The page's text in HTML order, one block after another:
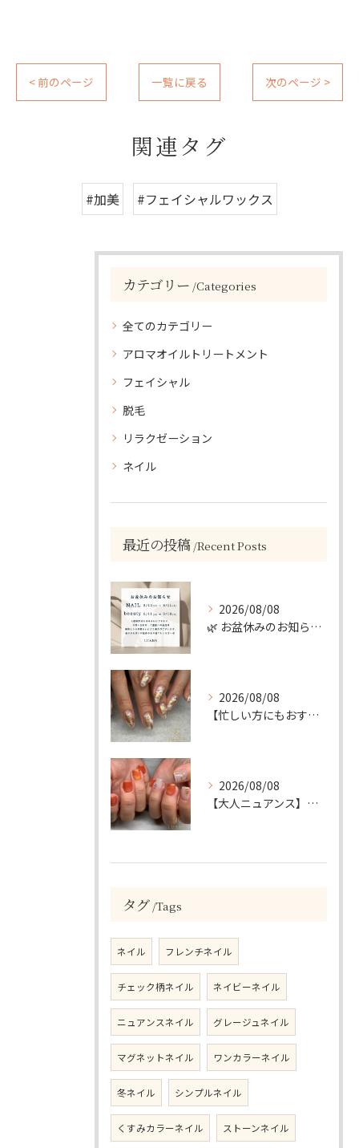
< 前のページ 一覧に戻る 次のページ >
関連タグ
#加美 #フェイシャルワックス
カテゴリー Categories
全てのカテゴリー
アロマオイルトリートメント
フェイシャル
脱毛
リラクゼーション
ネイル
最近の投稿 Recent Posts
2026/08/08
🌿 お盆休みのお知らせ 🌿
2026/08/08
【忙しい方にもおすすめ】ゴールド＆ホワイトの大人ニュアンスホイルネイル
2026/08/08
【大人ニュアンス】マグネット×ぷっくりミラーのニュアンスデザイン
タグ Tags
ネイル フレンチネイル
チェック柄ネイル ネイビーネイル
ニュアンスネイル グレージュネイル
マグネットネイル ワンカラーネイル
冬ネイル シンプルネイル
くすみカラーネイル ストーンネイル